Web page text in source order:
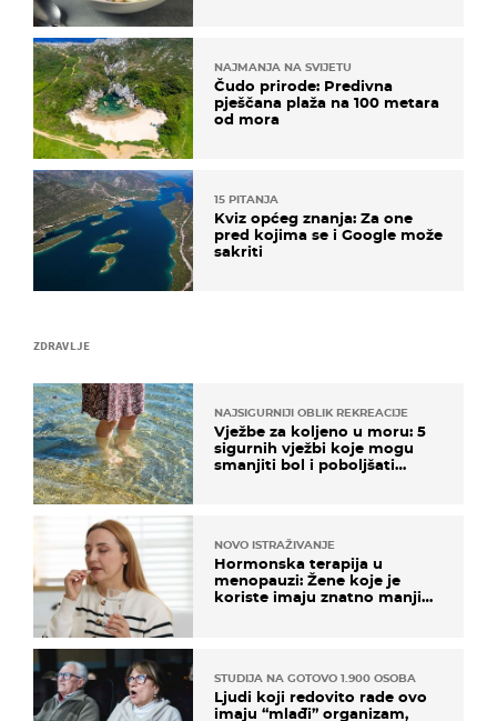
ZDRAVLJE
NAJSIGURNIJI OBLIK REKREACIJE
Vježbe za koljeno u moru: 5
sigurnih vježbi koje mogu
smanjiti bol i poboljšati
NOVO ISTRAŽIVANJE
Hormonska terapija u
menopauzi: Žene koje je
koriste imaju znatno manji
STUDIJA NA GOTOVO 1.900 OSOBA
Ljudi koji redovito rade ovo
imaju “mlađi” organizam,
NAJMANJA NA SVIJETU
Čudo prirode: Predivna
pješčana plaža na 100 metara
od mora
15 PITANJA
Kviz općeg znanja: Za one
pred kojima se i Google može
sakriti